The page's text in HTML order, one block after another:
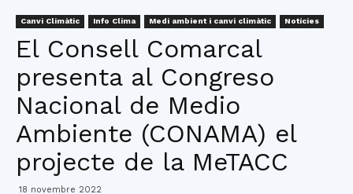
Comarcal
del
Canvi Climàtic Info Clima Medi ambient i canvi climàtic Notícies
El Consell Comarcal
presenta al Congreso
Nacional de Medio
Ambiente (CONAMA) el
projecte de la MeTACC
18 novembre 2022